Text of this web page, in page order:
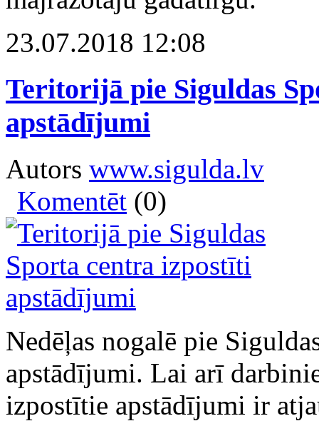
23.07.2018 12:08
Teritorijā pie Siguldas
apstādījumi
Autors www.sigulda.lv
Komentēt (0)
Nedēļas nogalē pie
apstādījumi. Lai arī
izpostītie apstādījumi ir